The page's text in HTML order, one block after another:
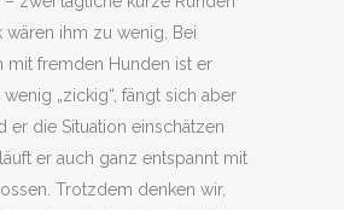
ihm zu wenig. Bei
mit fremden Hunden ist er
„zickig“, fängt sich aber
er die Situation einschätzen
er auch ganz entspannt mit
Trotzdem denken wir,